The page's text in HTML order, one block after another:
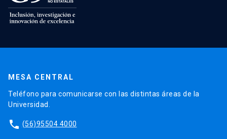
MESA CENTRAL
Teléfono para comunicarse con las distintas áreas de la
Universidad.
phone (56)95504 4000